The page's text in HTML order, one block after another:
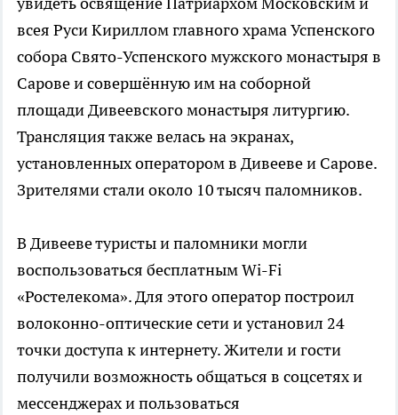
всея Руси Кириллом главного храма Успенского
собора Свято-Успенского мужского монастыря в
Сарове и совершённую им на соборной
площади Дивеевского монастыря литургию.
Трансляция также велась на экранах,
установленных оператором в Дивееве и Сарове.
Зрителями стали около 10 тысяч паломников.
В Дивееве туристы и паломники могли
воспользоваться бесплатным Wi-Fi
«Ростелекома». Для этого оператор построил
волоконно-оптические сети и установил 24
точки доступа к интернету. Жители и гости
получили возможность общаться в соцсетях и
мессенджерах и пользоваться